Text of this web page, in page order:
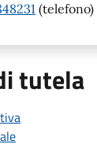
(telefono)
tutela